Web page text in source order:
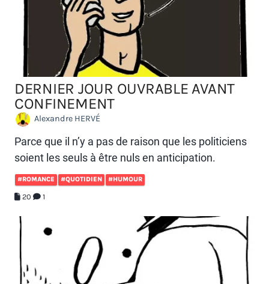
DERNIER JOUR OUVRABLE AVANT
CONFINEMENT
Alexandre HERVÉ
Parce que il n’y a pas de raison que les politiciens
soient les seuls à être nuls en anticipation.
#ROMANCE #QUOTIDIEN #HUMOUR
20 1